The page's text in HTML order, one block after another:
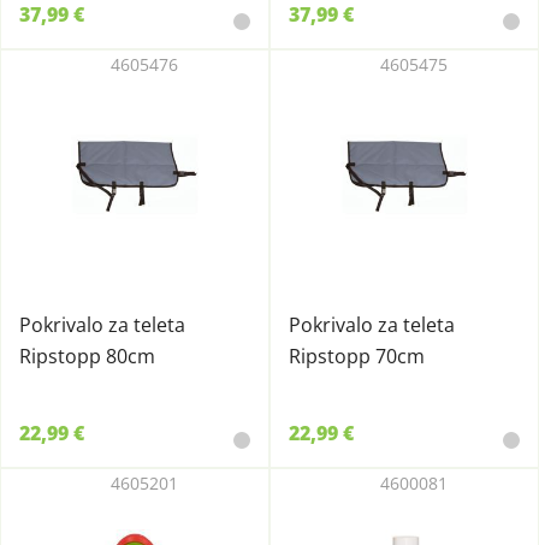
37,99 € 37,99 €
Pokrivalo za teleta
Ripstopp 80cm
4605476
22,99 €
Pokrivalo za teleta
Ripstopp 70cm
4605475
22,99 €
4605201 4600081